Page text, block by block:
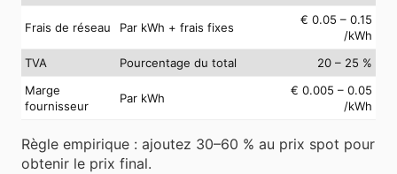
Frais de réseau Par kWh + frais fixes
€ 0.05 – 0.15
/kWh
TVA
Pourcentage du total
20 – 25 %
Marge
fournisseur
Par kWh
€ 0.005 – 0.05
/kWh
Règle empirique : ajoutez 30–60 % au prix spot pour
obtenir le prix final.